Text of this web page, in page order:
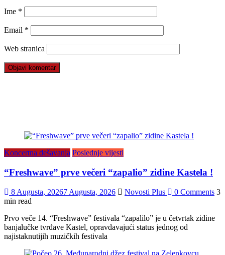
Ime *
Email *
Web stranica
Koncertna dešavanja Poslednje vijesti
“Freshwave” prve večeri “zapalio” zidine Kastela !
8 Augusta, 20267 Augusta, 2026 Novosti Plus 0 Comments 3
min read
Prvo veče 14. “Freshwave” festivala “zapalilo” je u četvrtak zidine
banjalučke tvrđave Kastel, opravdavajući status jednog od
najistaknutijih muzičkih festivala